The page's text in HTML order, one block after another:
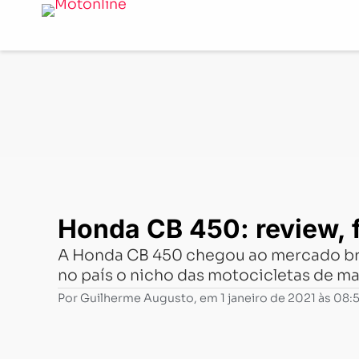
Honda CB 450: review, ficha
Honda CB 450:
A Honda CB 450 chegou ao mercado
no país o nicho das motocicletas de
Por Guilherme Augusto, em 1 janeiro de 2021 às